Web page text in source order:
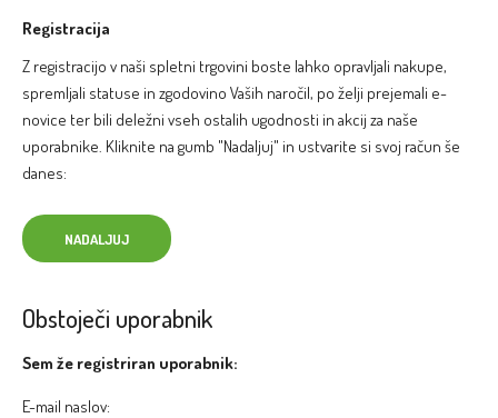
Registracija
Z registracijo v naši spletni trgovini boste lahko opravljali nakupe,
spremljali statuse in zgodovino Vaših naročil, po želji prejemali e-
novice ter bili deležni vseh ostalih ugodnosti in akcij za naše
uporabnike. Kliknite na gumb "Nadaljuj" in ustvarite si svoj račun še
danes:
NADALJUJ
Obstoječi uporabnik
Sem že registriran uporabnik:
E-mail naslov: